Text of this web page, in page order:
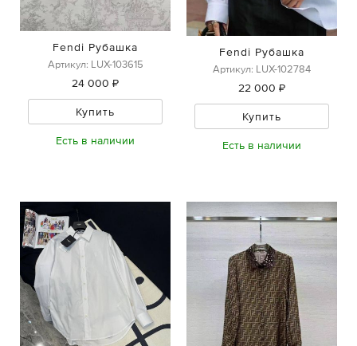
Fendi Рубашка
Артикул: LUX-103615
24 000 ₽
Купить
Есть в наличии
Fendi Рубашка
Артикул: LUX-102784
22 000 ₽
Купить
Есть в наличии